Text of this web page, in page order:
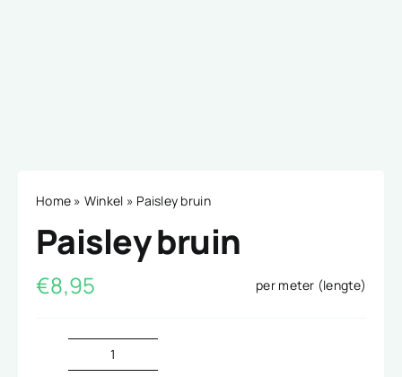
Home » Winkel » Paisley bruin
Paisley bruin
€8,95 per meter (lengte)
Paisley